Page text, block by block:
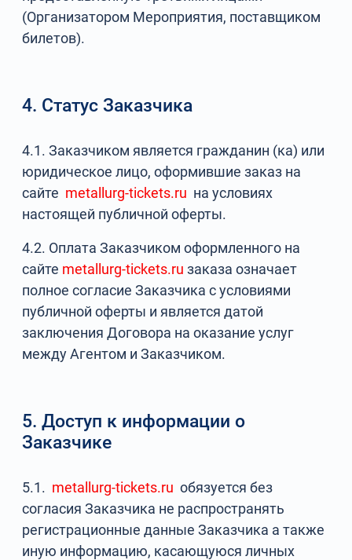
(Организатором Мероприятия, поставщиком
билетов).
4. Статус Заказчика
4.1. Заказчиком является гражданин (ка) или
юридическое лицо, оформившие заказ на
сайте metallurg-tickets.ru на условиях
настоящей публичной оферты.
4.2. Оплата Заказчиком оформленного на
сайте metallurg-tickets.ru заказа означает
полное согласие Заказчика с условиями
публичной оферты и является датой
заключения Договора на оказание услуг
между Агентом и Заказчиком.
5. Доступ к информации о
Заказчике
5.1. metallurg-tickets.ru обязуется без
согласия Заказчика не распространять
регистрационные данные Заказчика а также
иную информацию, касающуюся личных